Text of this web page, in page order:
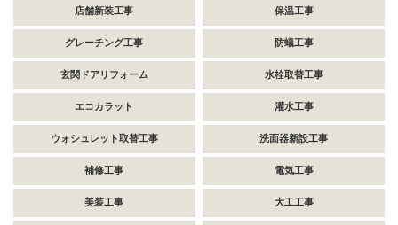
店舗新装工事 保温工事
グレーチング工事 防蟻工事
玄関ドアリフォーム 水栓取替工事
エコカラット 灌水工事
ウォシュレット取替工事 洗面器新設工事
補修工事 電気工事
美装工事 大工工事